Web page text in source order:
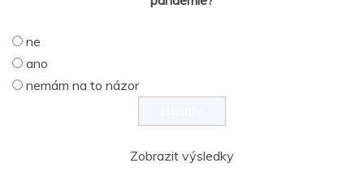
ne
ano
nemám na to názor
Zobrazit výsledky